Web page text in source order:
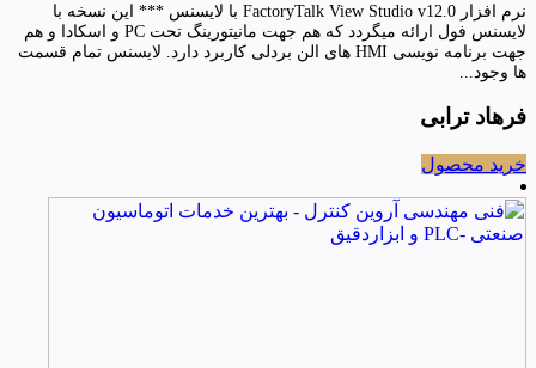
نرم افزار FactoryTalk View Studio v12.0 با لایسنس *** این نسخه با
لایسنس فول ارائه میگردد که هم جهت مانیتورینگ تحت PC و اسکادا و هم
جهت برنامه نویسی HMI های الن بردلی کاربرد دارد. لایسنس تمام قسمت
ها وجود...
فرهاد ترابی
خرید محصول